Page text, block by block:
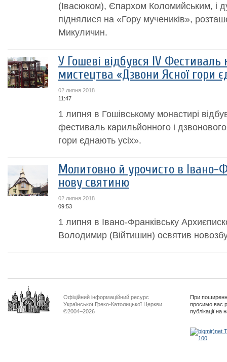
(Івасюком), Єпархом Коломийським, і
піднялися на «Гору мучеників»,
Микуличин.
У Гошеві відбувся IV Фестиваль
мистецтва «Дзвони Ясної гори
02 липня 2018
11:47
1 липня в Гошівському монастирі
фестиваль карильйонного і
гори єднають усіх».
Молитовно й урочисто в Івано-
нову святиню
02 липня 2018
09:53
1 липня в Івано-Франківську
Володимир (Війтишин) освятив
Офіційний інформаційний ресурс
Української Греко-Католицької Церкви
©2004–2026
При
просимо вас
публікації на